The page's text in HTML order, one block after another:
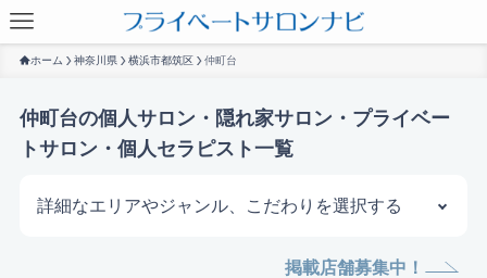
ホーム 神奈川県 横浜市都筑区 仲町台
仲町台の個人サロン・隠れ家サロン・プライベー
トサロン・個人セラピスト一覧
詳細なエリアやジャンル、こだわりを選択する
掲載店舗募集中！